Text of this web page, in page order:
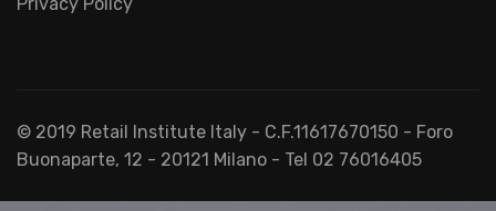
© 2019 Retail Institute Italy - C.F.11617670150 - Foro
Buonaparte, 12 - 20121 Milano - Tel 02 76016405